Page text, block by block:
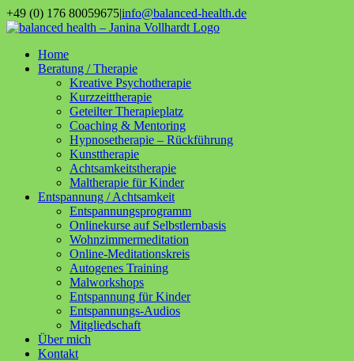
Zum
Inhalt
+49 (0) 176 80059675|info@balanced-health.de
Instagram
YouTube
Home
Beratung / Therapie
Kreative Psychotherapie
Kurzzeittherapie
Geteilter Therapieplatz
Coaching & Mentoring
Hypnosetherapie – Rückführung
Kunsttherapie
Achtsamkeitstherapie
Maltherapie für Kinder
Entspannung / Achtsamkeit
Entspannungsprogramm
Onlinekurse auf Selbstlernbasis
Wohnzimmermeditation
Online-Meditationskreis
Autogenes Training
Malworkshops
Entspannung für Kinder
Entspannungs-Audios
Mitgliedschaft
Über mich
Kontakt